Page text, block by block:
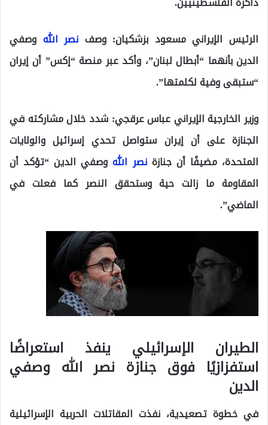
الرئيس الإيراني مسعود بزشكيان: وصف نصر الله وصفي
الدين بأنهما “أبطال لبنان”، وأكد عبر منصة “إكس” أن إيران
“ستبقى وفية لكلمتها”.
وزير الخارجية الإيراني عباس عرقجي: شدد خلال مشاركته في
الجنازة على أن إيران ستواصل تحدي إسرائيل والولايات
المتحدة، مضيفًا أن جنازة نصر اللهوصفي الدين “تؤكد أن
المقاومة ما زالت حية وستحقق النصر كما فعلت في
الماضي”.
الطيران الإسرائيلي ينفذ استعراضًا
استفزازيًا فوق جنازة نصر الله وصفي
الدين
في خطوة تصعيدية، نفذت المقاتلات الحربية الإسرائيلية